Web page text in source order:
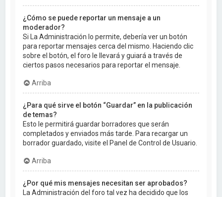
¿Cómo se puede reportar un mensaje a un
moderador?
Si La Administración lo permite, debería ver un botón
para reportar mensajes cerca del mismo. Haciendo clic
sobre el botón, el foro le llevará y guiará a través de
ciertos pasos necesarios para reportar el mensaje.
Arriba
¿Para qué sirve el botón “Guardar” en la publicación
de temas?
Esto le permitirá guardar borradores que serán
completados y enviados más tarde. Para recargar un
borrador guardado, visite el Panel de Control de Usuario.
Arriba
¿Por qué mis mensajes necesitan ser aprobados?
La Administración del foro tal vez ha decidido que los